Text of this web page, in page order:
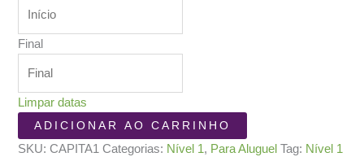
Final
Limpar datas
Capital
Lux
ADICIONAR AO CARRINHO
SKU:CAPITA1 Categorias: Nível 1 , Para Aluguel Tag: Nível 1